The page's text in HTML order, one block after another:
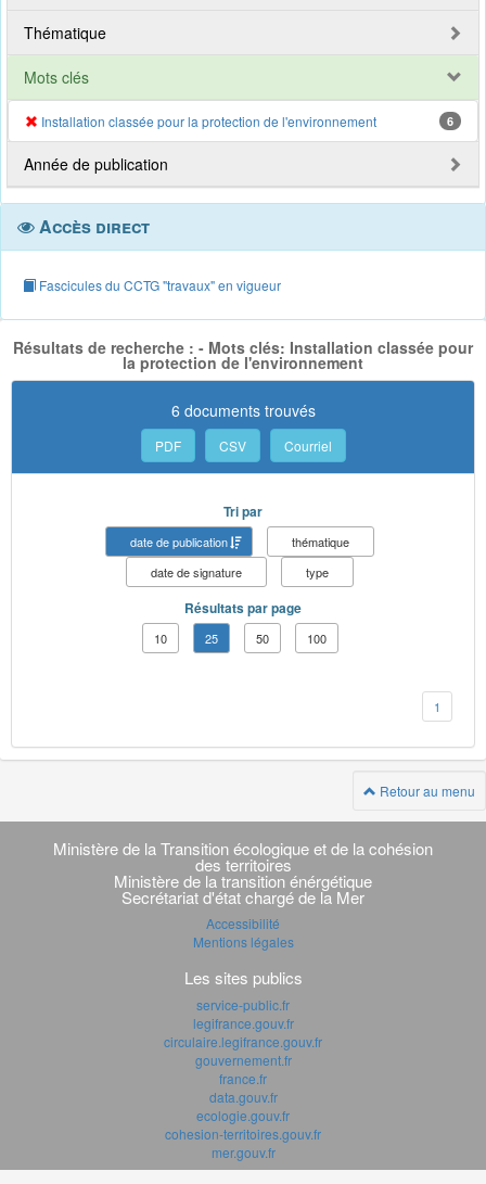
Thématique
Mots clés
Installation classée pour la protection de l'environnement 6
Année de publication
Accès direct
Fascicules du CCTG "travaux" en vigueur
Résultats de recherche : - Mots clés: Installation classée pour
la protection de l'environnement
6 documents trouvés
PDF CSV Courriel
Tri par
date de publication
thématique
date de signature
type
Résultats par page
10 25 50 100
1
Retour au menu
Navigation
transverse
Ministère de la Transition écologique et de la cohésion
des territoires
Ministère de la transition énérgétique
Secrétariat d'état chargé de la Mer
Accessibilité
Mentions légales
Les sites publics
service-public.fr
legifrance.gouv.fr
circulaire.legifrance.gouv.fr
gouvernement.fr
france.fr
data.gouv.fr
ecologie.gouv.fr
cohesion-territoires.gouv.fr
mer.gouv.fr